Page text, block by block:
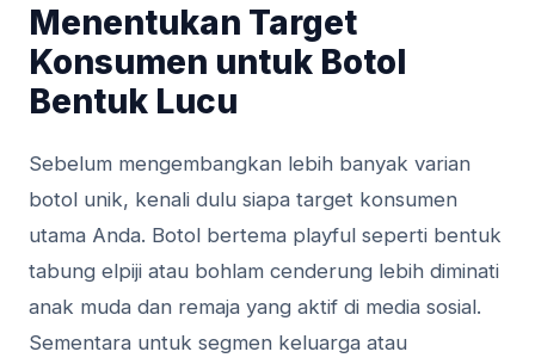
Menentukan Target
Konsumen untuk Botol
Bentuk Lucu
Sebelum mengembangkan lebih banyak varian
botol unik, kenali dulu siapa target konsumen
utama Anda. Botol bertema playful seperti bentuk
tabung elpiji atau bohlam cenderung lebih diminati
anak muda dan remaja yang aktif di media sosial.
Sementara untuk segmen keluarga atau